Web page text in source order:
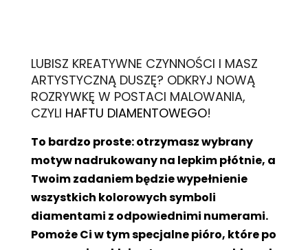
LUBISZ KREATYWNE CZYNNOŚCI I MASZ
ARTYSTYCZNĄ DUSZĘ? ODKRYJ NOWĄ
ROZRYWKĘ W POSTACI MALOWANIA,
CZYLI HAFTU DIAMENTOWEGO!
To bardzo proste: otrzymasz wybrany
motyw nadrukowany na lepkim płótnie, a
Twoim zadaniem będzie wypełnienie
wszystkich kolorowych symboli
diamentami z odpowiednimi numerami.
Pomoże Ci w tym specjalne pióro, które po